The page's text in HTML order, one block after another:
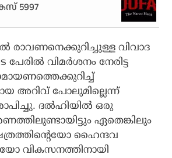
5997
രാവണനെക്കുറിച്ചുള്ള വിവാദ
വിമര്‍ശനം നേരിട്ട
അറിവ് പോലുമില്ലെന്ന്
ദല്‍ഹിയില്‍ ഒരു
ഏതെങ്കിലും
ഹൈന്ദവ
വികസനത്തിനായി